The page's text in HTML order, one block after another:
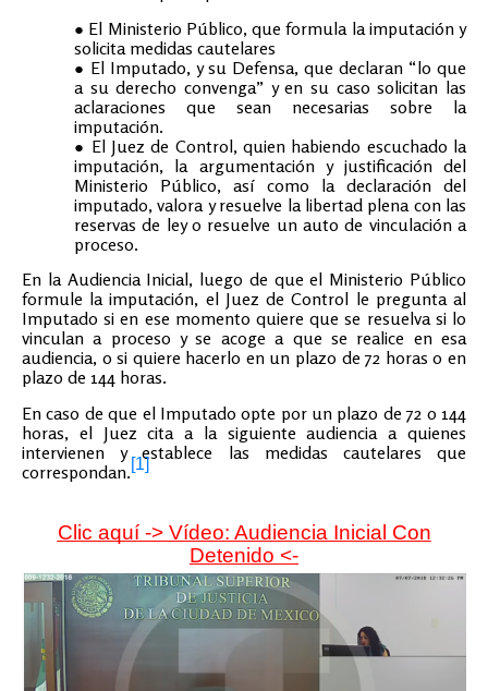
El Ministerio Público, que formula la imputación y
solicita medidas cautelares
El Imputado, y su Defensa, que declaran “lo que
a su derecho convenga” y en su caso solicitan las
aclaraciones que sean necesarias sobre la
imputación.
El Juez de Control, quien habiendo escuchado la
imputación, la argumentación y justificación del
Ministerio Público, así como la declaración del
imputado, valora y resuelve la libertad plena con las
reservas de ley o resuelve un auto de vinculación a
proceso.
En la Audiencia Inicial, luego de que el Ministerio Público
formule la imputación, el Juez de Control le pregunta al
Imputado si en ese momento quiere que se resuelva si lo
vinculan a proceso y se acoge a que se realice en esa
audiencia, o si quiere hacerlo en un plazo de 72 horas o en
plazo de 144 horas.
En caso de que el Imputado opte por un plazo de 72 o 144
horas, el Juez cita a la siguiente audiencia a quienes
intervienen y establece las medidas cautelares que
correspondan.[1]
Clic aquí -> Vídeo: Audiencia Inicial Con
Detenido <-